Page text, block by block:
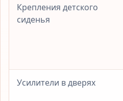
Крепления детского
сиденья
Усилители в дверях